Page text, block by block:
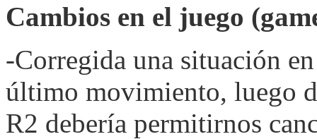
Cambios en el juego
-Corregida una situación
último movimiento, luego
R2 debería permitirnos